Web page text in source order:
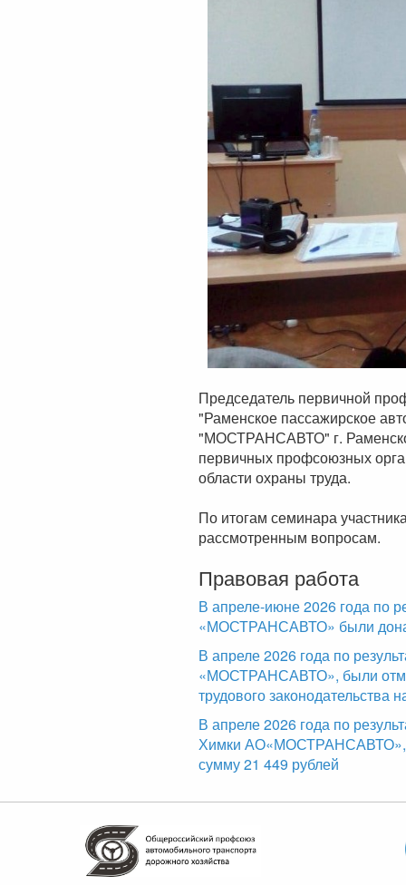
Председатель первичной
"Раменское пассажирское
"МОСТРАНСАВТО" г.
первичных профсоюзных
области охраны труда.
По итогам семинара
рассмотренным вопросам.
Правовая работа
В апреле-июне 2026 года по
«МОСТРАНСАВТО» были
В апреле 2026 года по
«МОСТРАНСАВТО», были
трудового
В апреле 2026 года по
Химки АО«МОСТРАНСАВТО»,
сумму 21 449 рублей